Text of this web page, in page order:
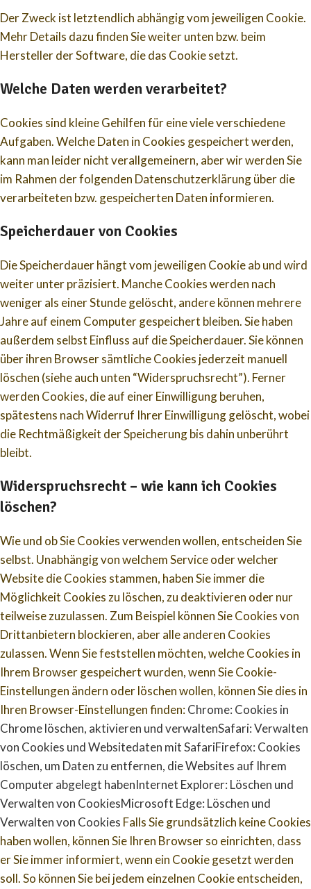
Der Zweck ist letztendlich abhängig vom jeweiligen Cookie.
Mehr Details dazu finden Sie weiter unten bzw. beim
Hersteller der Software, die das Cookie setzt.
Welche Daten werden verarbeitet?
Cookies sind kleine Gehilfen für eine viele verschiedene
Aufgaben. Welche Daten in Cookies gespeichert werden,
kann man leider nicht verallgemeinern, aber wir werden Sie
im Rahmen der folgenden Datenschutzerklärung über die
verarbeiteten bzw. gespeicherten Daten informieren.
Speicherdauer von Cookies
Die Speicherdauer hängt vom jeweiligen Cookie ab und wird
weiter unter präzisiert. Manche Cookies werden nach
weniger als einer Stunde gelöscht, andere können mehrere
Jahre auf einem Computer gespeichert bleiben. Sie haben
außerdem selbst Einfluss auf die Speicherdauer. Sie können
über ihren Browser sämtliche Cookies jederzeit manuell
löschen (siehe auch unten “Widerspruchsrecht”). Ferner
werden Cookies, die auf einer Einwilligung beruhen,
spätestens nach Widerruf Ihrer Einwilligung gelöscht, wobei
die Rechtmäßigkeit der Speicherung bis dahin unberührt
bleibt.
Widerspruchsrecht – wie kann ich Cookies
löschen?
Wie und ob Sie Cookies verwenden wollen, entscheiden Sie
selbst. Unabhängig von welchem Service oder welcher
Website die Cookies stammen, haben Sie immer die
Möglichkeit Cookies zu löschen, zu deaktivieren oder nur
teilweise zuzulassen. Zum Beispiel können Sie Cookies von
Drittanbietern blockieren, aber alle anderen Cookies
zulassen. Wenn Sie feststellen möchten, welche Cookies in
Ihrem Browser gespeichert wurden, wenn Sie Cookie-
Einstellungen ändern oder löschen wollen, können Sie dies in
Ihren Browser-Einstellungen finden:Chrome: Cookies in
Chrome löschen, aktivieren und verwaltenSafari: Verwalten
von Cookies und Websitedaten mit SafariFirefox: Cookies
löschen, um Daten zu entfernen, die Websites auf Ihrem
Computer abgelegt habenInternet Explorer: Löschen und
Verwalten von CookiesMicrosoft Edge: Löschen und
Verwalten von Cookies Falls Sie grundsätzlich keine Cookies
haben wollen, können Sie Ihren Browser so einrichten, dass
er Sie immer informiert, wenn ein Cookie gesetzt werden
soll. So können Sie bei jedem einzelnen Cookie entscheiden,